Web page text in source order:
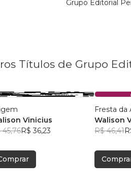
Grupo Editorial
Títulos de Grupo
Vinicius
45,76R$ 36,23
Fresta da
Walison
R$ 46,41